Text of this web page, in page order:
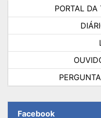
PORTAL DA
Facebook